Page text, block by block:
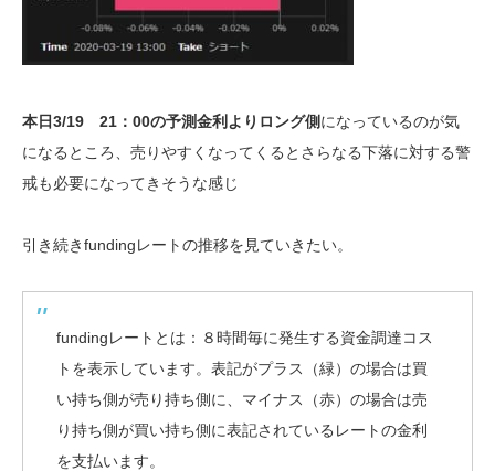
本日3/19 21：00の予測金利よりロング側になっているのが気
になるところ、売りやすくなってくるとさらなる下落に対する警
戒も必要になってきそうな感じ
引き続きfundingレートの推移を見ていきたい。
fundingレートとは：８時間毎に発生する資金調達コス
トを表示しています。表記がプラス（緑）の場合は買
い持ち側が売り持ち側に、マイナス（赤）の場合は売
り持ち側が買い持ち側に表記されているレートの金利
を支払います。